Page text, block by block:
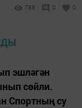
788 0 0
эшләгән
сөйли.
Спортның су